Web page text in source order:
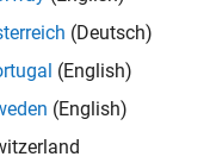
(Deutsch)
(English)
(English)